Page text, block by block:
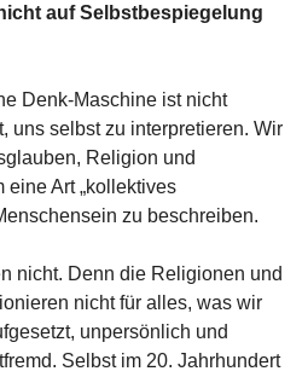
auf Selbstbespiegelung
Denk-Maschine ist nicht
uns selbst zu interpretieren. Wir
Religion und
eine Art „kollektives
zu beschreiben.
nicht. Denn die Religionen und
nicht für alles, was wir
unpersönlich und
Selbst im 20. Jahrhundert